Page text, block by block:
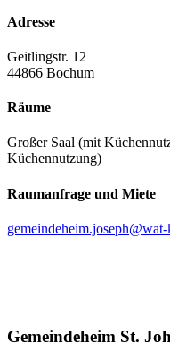
Adresse
Geitlingstr. 12
44866 Bochum
Räume
Großer Saal (mit
Küchennutzung)
Raumanfrage und Miete
Gemeindeheim St.